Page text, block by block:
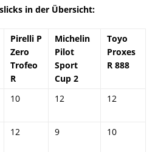
in der Übersicht:
Pirelli P
Zero
Trofeo
R
Michelin
Pilot
Sport
Cup 2
Toyo
Proxes
R 888
10 12 12
12 9 10